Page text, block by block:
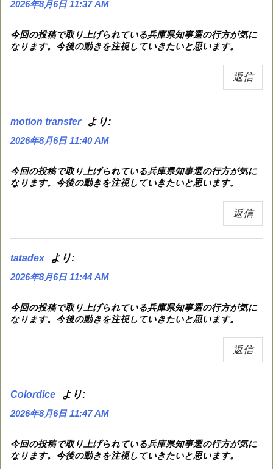
2026年8月6日 11:37 AM
今回の投稿で取り上げられている兵庫県知事選の行方が気に
なります。今後の動きを注視していきたいと思います。
返信
motion transfer より:
2026年8月6日 11:40 AM
今回の投稿で取り上げられている兵庫県知事選の行方が気に
なります。今後の動きを注視していきたいと思います。
返信
tatadex より:
2026年8月6日 11:44 AM
今回の投稿で取り上げられている兵庫県知事選の行方が気に
なります。今後の動きを注視していきたいと思います。
返信
Colordice より:
2026年8月6日 11:47 AM
今回の投稿で取り上げられている兵庫県知事選の行方が気に
なります。今後の動きを注視していきたいと思います。